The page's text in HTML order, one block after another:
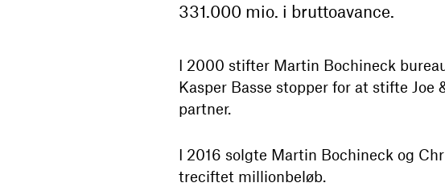
331.000 mio. i bruttoavance.
I 2000 stifter Martin Bochineck
Kasper Basse stopper for at stifte
partner.
I 2016 solgte Martin Bochineck og
treciftet millionbeløb.